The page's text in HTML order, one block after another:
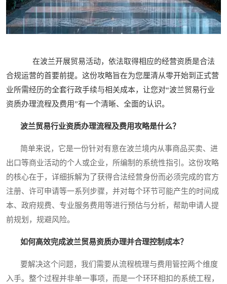
在波兰开展贸易活动，依法取得相应的经营资质是合法
合规运营的首要前提。这份攻略旨在为您厘清从零开始到正式营
业所需经历的全套行政手续与相关成本，让您对“波兰贸易行业
资质办理流程及费用”有一个清晰、全面的认识。
波兰贸易行业资质办理流程及费用攻略是什么？
简单来说，它是一份针对有意在波兰境内从事商品买卖、进
出口等商业活动的个人或企业，所编制的系统性指引。这份攻略
的核心在于，详细拆解为了获得合法经营身份而必须完成的官方
注册、许可申请等一系列步骤，并对每个环节可能产生的时间成
本、政府规费、专业服务费用等进行预估与分析，帮助申请人提
前规划，规避风险。
如何高效完成波兰贸易资质办理并合理控制成本？
要解决这个问题，我们需要从流程梳理与费用管控两个维度
入手。整个过程并非单一事项，而是一个环环相扣的系统工程，